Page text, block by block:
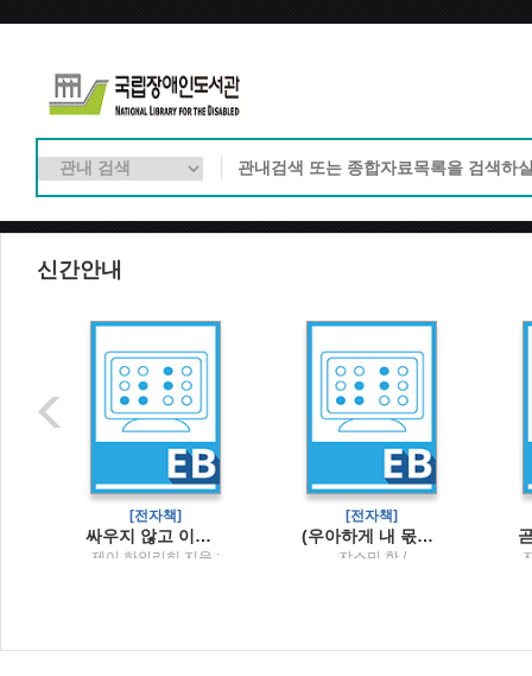
신간안내
[전자책]
싸우지 않고 이기는 기술3000년을 이어온 설득의 완벽한 도구들
제이 하인리히 지음 ;
[전자책]
(우아하게 내 몫을 챙기는) 말의 공식
쟈스민 한 /